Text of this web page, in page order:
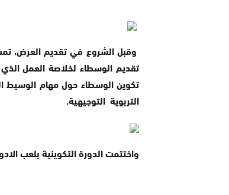
وقبل الشروع في تقديم العرض،
تقديم الوسطاء لخلاصة العمل
تكوين الوسطاء حول مهام الوسيط
التربوية التوجيهية.
واختتمت الدورة التكوينية بلعب